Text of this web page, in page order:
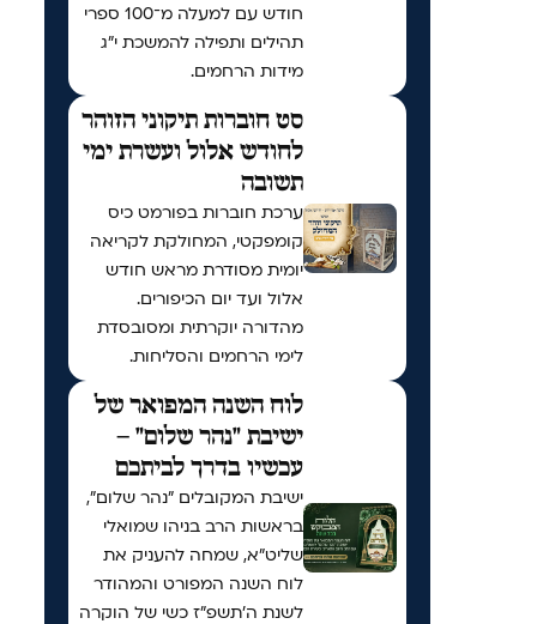
חודש עם למעלה מ־100 ספרי
תהילים ותפילה להמשכת י"ג
מידות הרחמים.
סט חוברות תיקוני הזוהר
לחודש אלול ועשרת ימי
תשובה
ערכת חוברות בפורמט כיס
קומפקטי, המחולקת לקריאה
יומית מסודרת מראש חודש
אלול ועד יום הכיפורים.
מהדורה יוקרתית ומסובסדת
לימי הרחמים והסליחות.
לוח השנה המפואר של
ישיבת "נהר שלום" –
עכשיו בדרך לביתכם
ישיבת המקובלים "נהר שלום",
בראשות הרב בניהו שמואלי
שליט"א, שמחה להעניק את
לוח השנה המפורט והמהודר
לשנת ה'תשפ"ז כשי של הוקרה